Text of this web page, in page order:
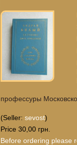
профессуры
(Seller:sevost)
Price 30,00 грн.
Before ordering please